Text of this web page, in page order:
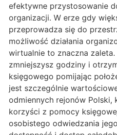
efektywne przystosowanie
organizacji. W erze gdy
przeprowadza się do
możliwość działania
wirtualnie to znaczna zaleta.
zmniejszysz godziny i
księgowego pomijając
jest szczególnie
odmiennych rejonów Polski,
korzyści z pomocy
osobistego odwiedzania